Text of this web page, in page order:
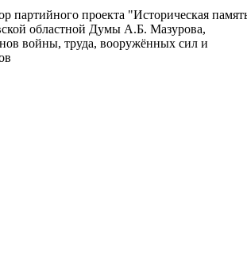
партийного проекта "Историческая
областной Думы А.Б. Мазурова,
войны, труда, вооружённых сил и